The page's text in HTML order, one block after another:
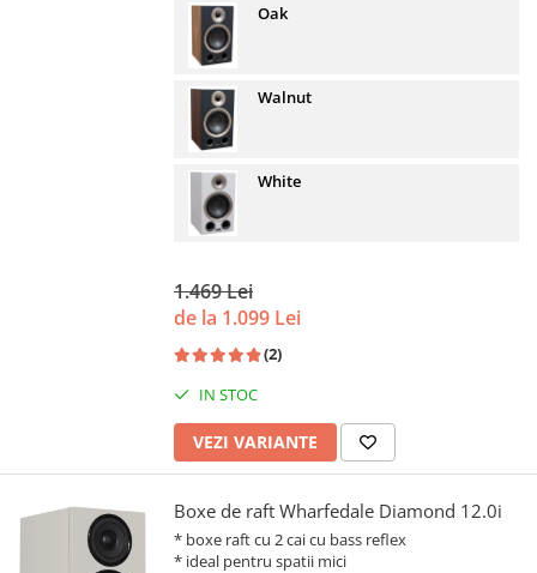
Oak
Walnut
White
1.469 Lei
de la 1.099 Lei
(2)
IN STOC
VEZI VARIANTE
Boxe de raft Wharfedale Diamond 12.0i
* boxe raft cu 2 cai cu bass reflex
* ideal pentru spatii mici